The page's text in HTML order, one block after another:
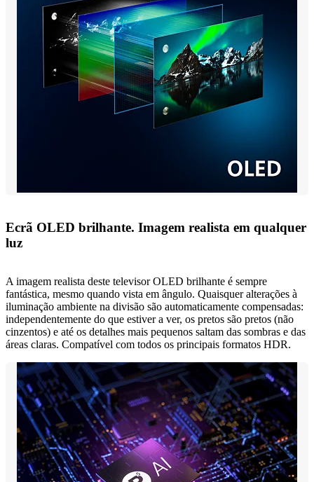
Ecrã OLED brilhante. Imagem realista em qualquer
luz
A imagem realista deste televisor OLED brilhante é sempre
fantástica, mesmo quando vista em ângulo. Quaisquer alterações à
iluminação ambiente na divisão são automaticamente compensadas:
independentemente do que estiver a ver, os pretos são pretos (não
cinzentos) e até os detalhes mais pequenos saltam das sombras e das
áreas claras. Compatível com todos os principais formatos HDR.